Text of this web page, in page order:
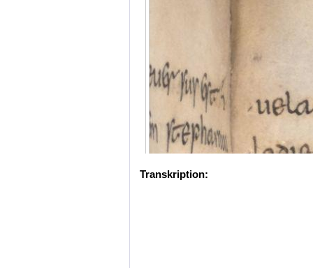
Transkription: